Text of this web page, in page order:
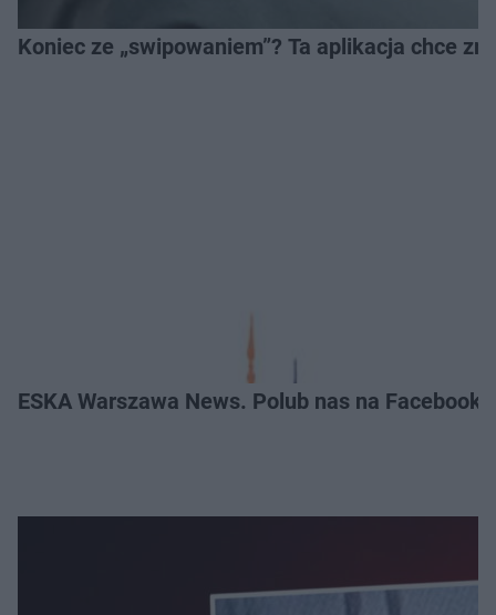
Koniec ze „swipowaniem”? Ta aplikacja chce
ESKA Warszawa News. Polub nas na